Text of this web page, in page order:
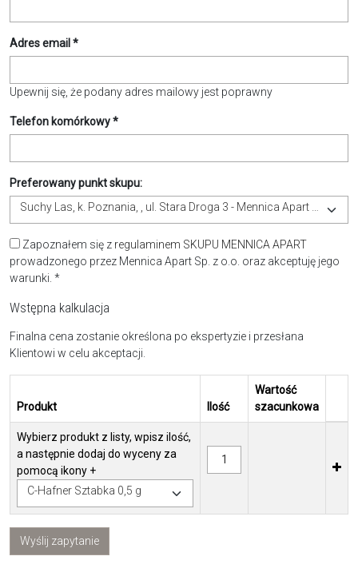
Adres email *
Upewnij się, że podany adres mailowy jest poprawny
Telefon komórkowy *
Preferowany punkt skupu:
Zapoznałem się z regulaminem SKUPU MENNICA APART
prowadzonego przez Mennica Apart Sp. z o.o. oraz akceptuję jego
warunki. *
Wstępna kalkulacja
Finalna cena zostanie określona po ekspertyzie i przesłana
Klientowi w celu akceptacji.
Produkt Ilość
Wartość
szacunkowa
Wybierz produkt z listy, wpisz ilość,
a następnie dodaj do wyceny za
pomocą ikony +
C-Hafner Sztabka 0,5 g
Wyślij zapytanie